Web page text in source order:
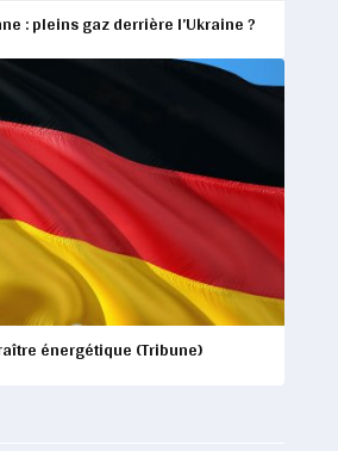
: pleins gaz derrière l’Ukraine ?
énergétique (Tribune)